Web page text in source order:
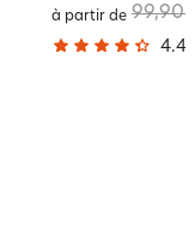
à partir de 99,90
4.4